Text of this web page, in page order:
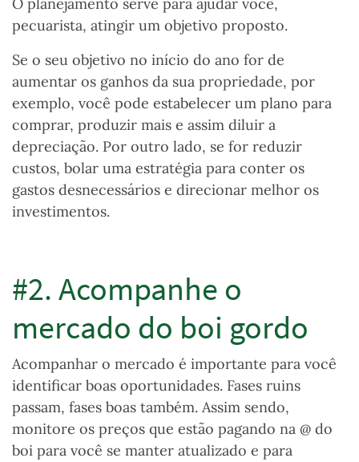
O planejamento serve para ajudar você,
pecuarista, atingir um objetivo proposto.
Se o seu objetivo no início do ano for de
aumentar os ganhos da sua propriedade, por
exemplo, você pode estabelecer um plano para
comprar, produzir mais e assim diluir a
depreciação. Por outro lado, se for reduzir
custos, bolar uma estratégia para conter os
gastos desnecessários e direcionar melhor os
investimentos.
#2. Acompanhe o
mercado do boi gordo
Acompanhar o mercado é importante para você
identificar boas oportunidades. Fases ruins
passam, fases boas também. Assim sendo,
monitore os preços que estão pagando na @ do
boi para você se manter atualizado e para